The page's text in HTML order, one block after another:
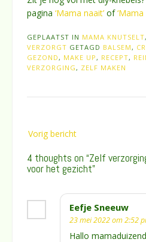
pagina ‘Mama naait’ of
GEPLAATST IN MAMA KNUTSELT,
VERZORGT GETAGD BALSEM,
GEZOND, MAKE UP, RECEPT,
VERZORGING, ZELF MAKEN
navigatie
Vorig bericht
4 thoughts on “Zelf
voor het gezicht”
Eefje Sneeuw
23 mei 2022 om 2:52
Hallo